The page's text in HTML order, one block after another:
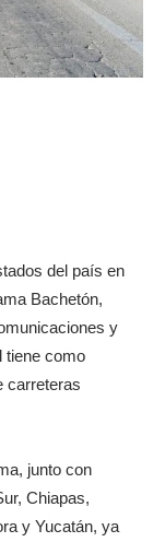
del país en
Bachetón,
y
tiene como
carreteras
junto con
Chiapas,
y Yucatán, ya